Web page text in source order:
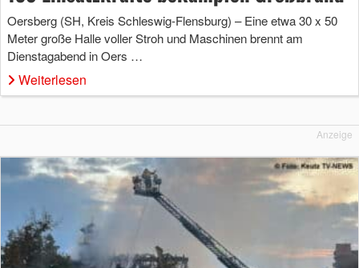
Oersberg (SH, Kreis Schleswig-Flensburg) – Eine etwa 30 x 50
Meter große Halle voller Stroh und Maschinen brennt am
Dienstagabend in Oers …
Weiterlesen
Anzeige